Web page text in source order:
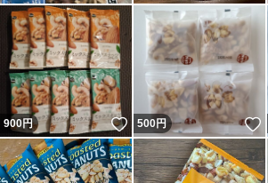
900円 いいね！
500円